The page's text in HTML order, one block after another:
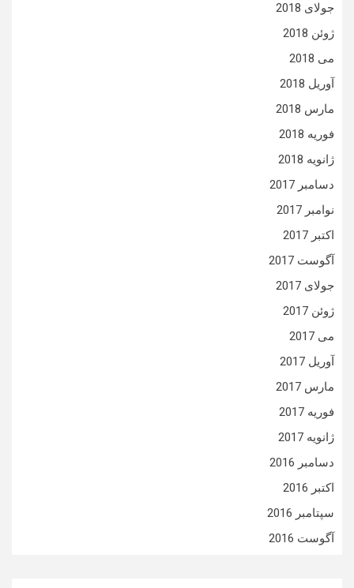
جولای 2018
ژوئن 2018
می 2018
آوریل 2018
مارس 2018
فوریه 2018
ژانویه 2018
دسامبر 2017
نوامبر 2017
اکتبر 2017
آگوست 2017
جولای 2017
ژوئن 2017
می 2017
آوریل 2017
مارس 2017
فوریه 2017
ژانویه 2017
دسامبر 2016
اکتبر 2016
سپتامبر 2016
آگوست 2016